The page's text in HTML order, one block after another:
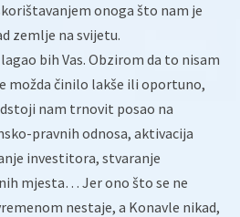
onoga što nam je
zemlje na svijetu.
bih Vas. Obzirom da to nisam
možda činilo lakše ili oportuno,
nam trnovit posao na
pravnih odnosa, aktivacija
investitora, stvaranje
mjesta… Jer ono što se ne
nestaje, a Konavle nikad,